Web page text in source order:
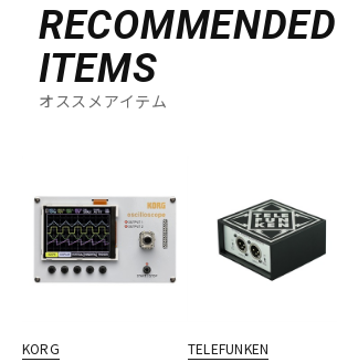
RECOMMENDED
ITEMS
オススメアイテム
KORG TELEFUNKEN